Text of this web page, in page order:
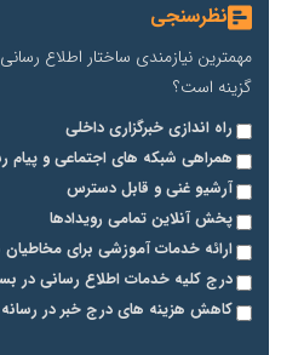
نظرسنجی
مهمترین نیازمندی ساختار اطلاع
گزینه است؟
راه اندازی خبرگزاری داخلی
همراهی شبکه های اجتماعی و پیام
آرشیو غنی و قابل دسترس
پخش آنلاین تمامی رویدادها
ارائه خدمات آموزشی برای
درج کلیه خدمات اطلاع رسانی در
کاهش هزینه های درج خبر در